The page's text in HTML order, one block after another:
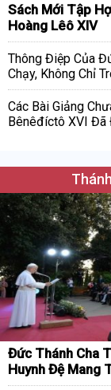
Sách Mới Tập
Hoàng Lêô XIV
Thông Điệp Của
Chạy, Không Chỉ
Các Bài Giảng
Bênêđíctô XVI Đã
Đức Thánh Cha
Huynh Đệ Mang